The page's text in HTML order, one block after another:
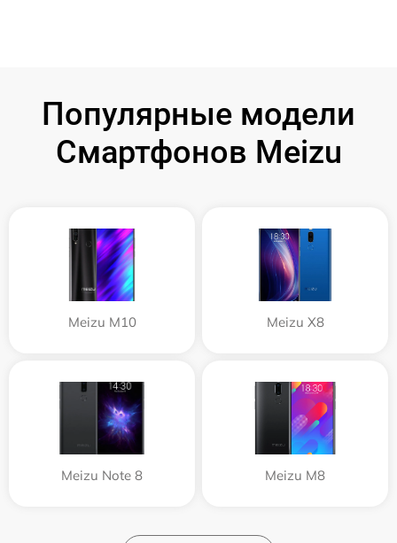
Популярные модели
Смартфонов Meizu
Meizu M10 Meizu X8
Meizu Note 8 Meizu M8